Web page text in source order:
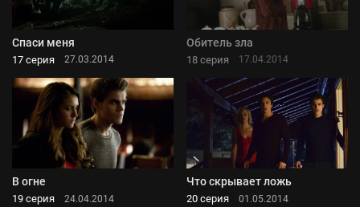
Спаси меня
17 серия 27.03.2014
Обитель зла
18 серия 17.04.2014
В огне
19 серия 24.04.2014
Что скрывает ложь
20 серия 01.05.2014